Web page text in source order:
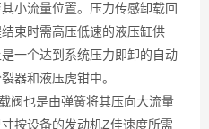
小流量位置。压力传感卸载回
束时需高压低速的液压缸供
一个达到系统压力即卸的自动
器和液压虎钳中。
也是由弹簧将其压向大流量
按设备的发动机Z佳速度所需